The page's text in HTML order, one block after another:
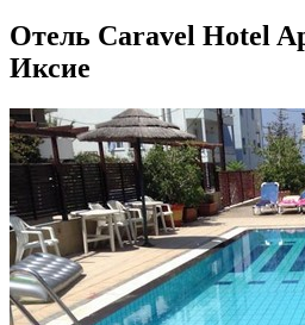
Отель Caravel Hotel
Иксие